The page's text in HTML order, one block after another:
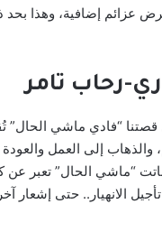
عزائم إضافية، وهذا بحد
رحاب تامر
“فادي ماشي الحال”
والذهاب إلى العمل
باتت “ماشي الحال” تعبر عن
الانهيار.. حتى إشعار